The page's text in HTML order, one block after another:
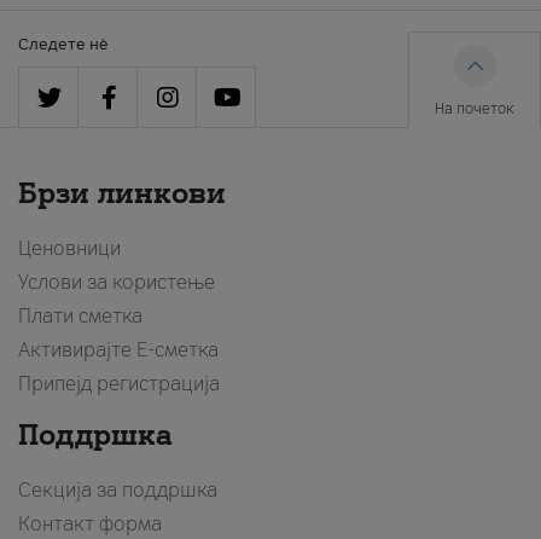
Следете нè
На почеток
Брзи линкови
Ценовници
Услови за користење
Плати сметка
Активирајте Е-сметка
Припејд регистрација
Поддршка
Секција за поддршка
Контакт форма